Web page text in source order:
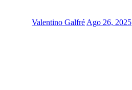
Valentino Galfré Ago 26, 2025